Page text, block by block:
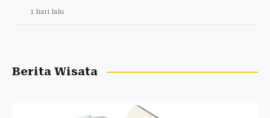
1 hari lalu
Berita Wisata